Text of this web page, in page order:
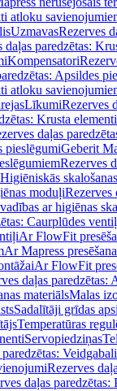
atloku
UzmavasRezerves
daļas paredzētas:
Kompensatori
Apsildes
atloku
LīkumiRezerves
Krusta elementi
daļas
pieslēgumiGeberit
Rezerves
moduļiRezerves
ar higiēnas
Caurplūdes
Ar FlowFit
Ar Mapress
Ar FlowFit
daļas
materiālsMalas
Sadalītāji grīdas
Temperatūras
Servopiedziņas
Veidgabali
Rezerves
daļas